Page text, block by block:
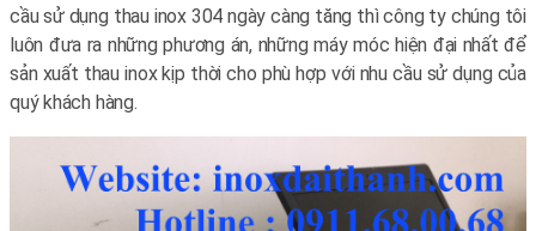
cầu sử dụng thau inox 304 ngày càng tăng thì công ty chúng tôi
luôn đưa ra những phương án, những máy móc hiện đại nhất để
sản xuất thau inox kịp thời cho phù hợp với nhu cầu sử dụng của
quý khách hàng.